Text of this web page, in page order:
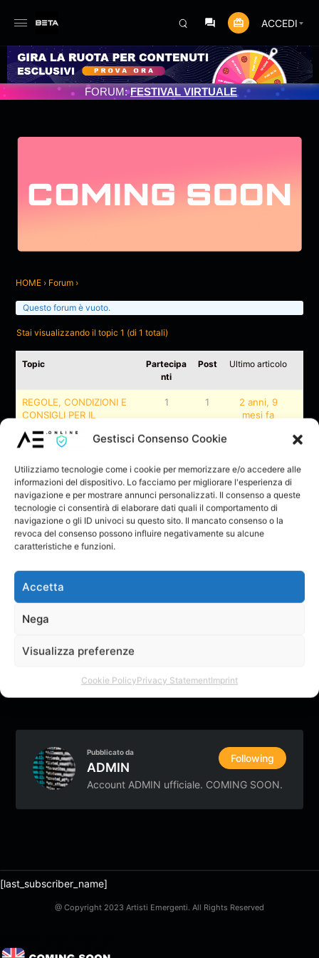
Gestisci Consenso Cookie
Utilizziamo tecnologie come i cookie per memorizzare e/o accedere alle
informazioni del dispositivo. Lo facciamo per migliorare l'esperienza di
navigazione e per mostrare annunci personalizzati. Il consenso a queste
tecnologie ci consentirà di elaborare dati quali il comportamento di
navigazione o gli ID univoci su questo sito. Il mancato consenso o la
revoca del consenso possono influire negativamente su alcune
caratteristiche e funzioni.
Accetta
Nega
Visualizza preferenze
Cookie PolicyPrivacy StatementImprint
ACCEDI
PROGRAMMATO 3/07/2025
FORUM:FESTIVAL VIRTUALE
HOME › Forum ›
Questo forum è vuoto.
Stai visualizzando il topic 1 (di 1 totali)
Topic
Partecipa
nti
Post Ultimo articolo
REGOLE, CONDIZIONI E
CONSIGLI PER IL
Iniziato da: ADMIN in:
1 1
2 anni, 9
mesi fa
Stai visualizzando il topic 1 (di 1 totali)
Devi essere connesso per creare nuovi topic.
Nome utente:
Password:
Pubblicato da
ADMIN
Following
Account ADMIN ufficiale. COMING SOON.
[last_subscriber_name]
@ Copyright 2023 Artisti Emergenti. All Rights Reserved